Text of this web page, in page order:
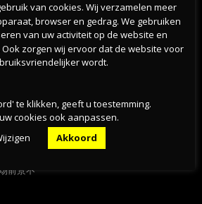
前景不
van cookies. Wij verzamelen meer
browser en gedrag. We gebruiken
van uw activiteit op de website en
zorgen wij ervoor dat de website voor
wordt.
te klikken, geeft u toestemming.
cookies ook aanpassen.
Akkoord